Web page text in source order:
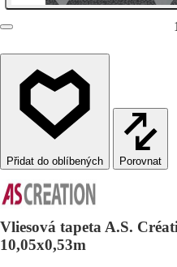
1
Porovnat
Vliesová tapeta A.S.
10,05x0,53m